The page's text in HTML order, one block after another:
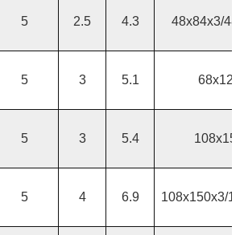
5 2.5 4.3 48x84x3/
5 3 5.1
5 3 5.4
5 4 6.9 108x150x3/